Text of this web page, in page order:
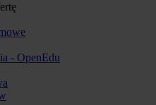
- OpenEdu